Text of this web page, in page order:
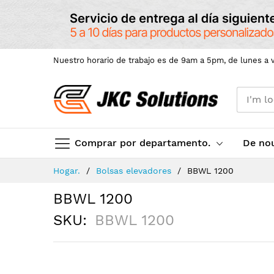
Nuestro horario de trabajo es de 9am a 5pm, de lunes a
Comprar por departamento. De
Hogar. Bolsas elevadores BBWL 1200
BBWL 1200
SKU
BBWL 1200